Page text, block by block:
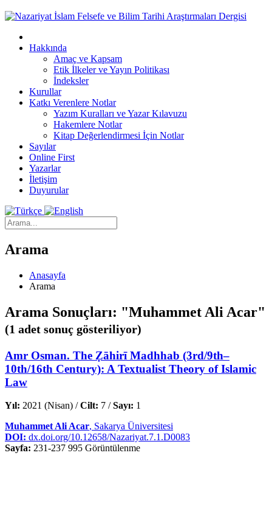
Hakkında
Amaç ve Kapsam
Etik İlkeler ve Yayın Politikası
İndeksler
Kurullar
Katkı Verenlere Notlar
Yazım Kuralları ve Yazar Kılavuzu
Hakemlere Notlar
Kitap Değerlendirmesi İçin Notlar
Sayılar
Online First
Yazarlar
İletişim
Duyurular
Arama
Anasayfa
Arama
Arama Sonuçları: "Muhammet Ali Acar"
(1 adet sonuç gösteriliyor)
Amr Osman. The Ẓāhirī Madhhab (3rd/9th–
10th/16th Century): A Textualist Theory of Islamic
Law
Yıl: 2021 (Nisan) /Cilt: 7 /Sayı: 1
Muhammet Ali Acar, Sakarya Üniversitesi
DOI: dx.doi.org/10.12658/Nazariyat.7.1.D0083
Sayfa: 231-237 995 Görüntülenme